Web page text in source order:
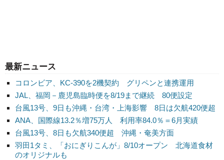
最新ニュース
コロンビア、KC-390を2機契約 グリペンと連携運用
JAL、福岡－鹿児島臨時便を8/19まで継続 80便設定
台風13号、9日も沖縄・台湾・上海影響 8日は欠航420便超
ANA、国際線13.2％増75万人 利用率84.0％＝6月実績
台風13号、8日も欠航340便超 沖縄・奄美方面
羽田1タミ、「おにぎりこんが」8/10オープン 北海道食材
のオリジナルも